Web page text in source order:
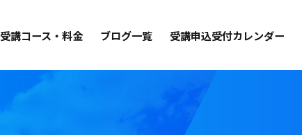
受講コース・料金 ブログ一覧 受講申込受付カレンダー